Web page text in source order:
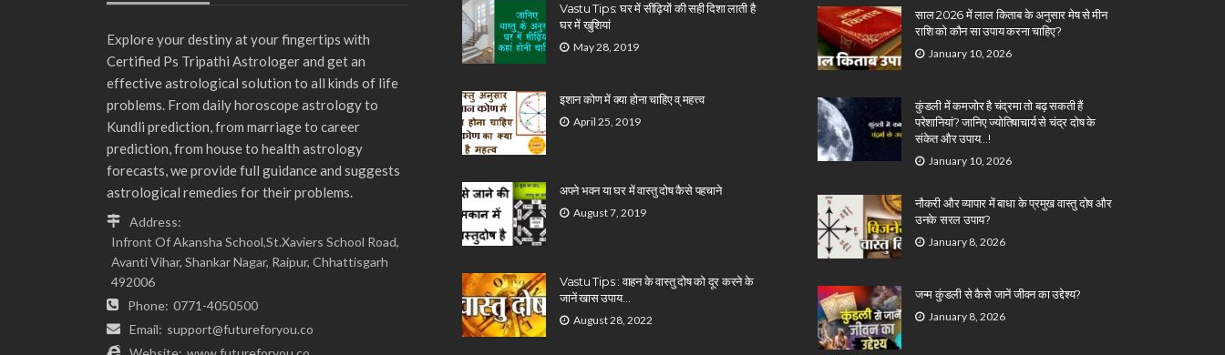
Explore your destiny at your fingertips with
Certified Ps Tripathi Astrologer and get an
effective astrological solution to all kinds of life
problems. From daily horoscope astrology to
Kundli prediction, from marriage to career
prediction, from house to health astrology
forecasts, we provide full guidance and suggests
astrological remedies for their problems.
Address:
Infront Of Akansha School,St.Xaviers School Road,
Avanti Vihar, Shankar Nagar, Raipur, Chhattisgarh
492006
Phone: 0771-4050500
Email: support@futureforyou.co
Vastu Tips: घर में सीढ़ियों की सही दिशा लाती है
घर में खुशियां
May 28, 2019
इशान कोण में क्या होना चाहिए व् महत्त्व
April 25, 2019
अपने भवन या घर में वास्तु दोष कैसे पहचाने
August 7, 2019
Vastu Tips : वाहन के वास्तु दोष को दूर करने के
जानें खास उपाय…
August 28, 2022
साल 2026 में लाल किताब के अनुसार मेष से मीन
राशि को कौन सा उपाय करना चाहिए?
January 10, 2026
कुंडली में कमजोर है चंद्रमा तो बढ़ सकती हैं
परेशानियां? जानिए ज्योतिषाचार्य से चंद्र दोष के
संकेत और उपाय…!
January 10, 2026
नौकरी और व्यापार में बाधा के प्रमुख वास्तु दोष और
उनके सरल उपाय?
January 8, 2026
जन्म कुंडली से कैसे जानें जीवन का उद्देश्य?
January 8, 2026